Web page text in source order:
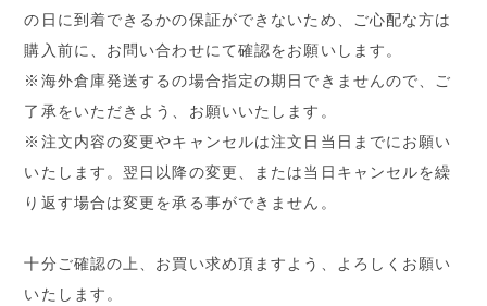
の日に到着できるかの保証ができないため、ご心配な方は
購入前に、お問い合わせにて確認をお願いします。
※海外倉庫発送するの場合指定の期日できませんので、ご
了承をいただきよう、お願いいたします。
※注文内容の変更やキャンセルは注文日当日までにお願い
いたします。翌日以降の変更、または当日キャンセルを繰
り返す場合は変更を承る事ができません。
十分ご確認の上、お買い求め頂ますよう、よろしくお願い
いたします。